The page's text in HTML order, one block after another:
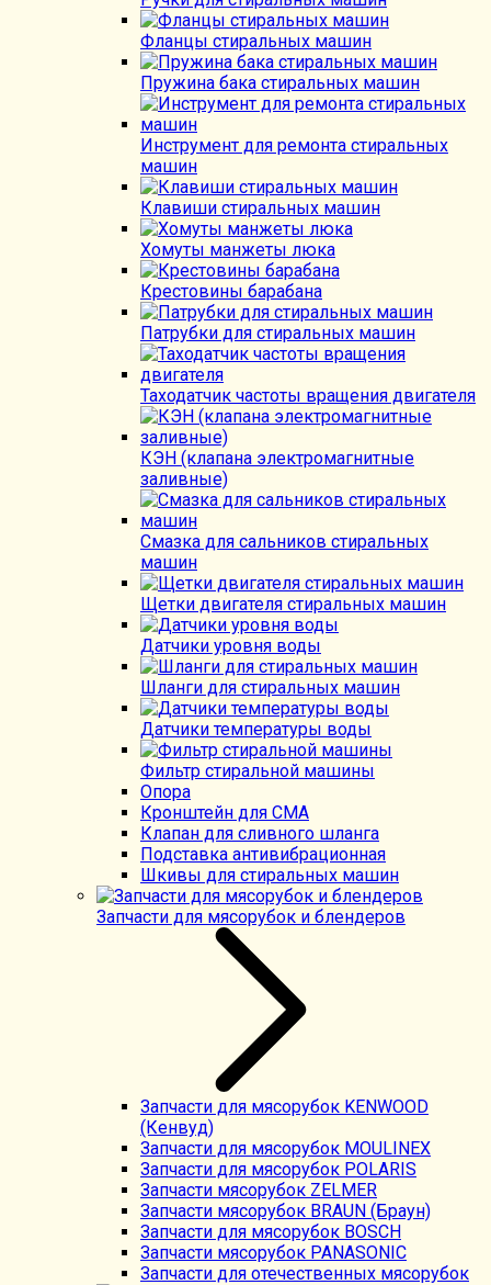
Фланцы стиральных машин
Пружина бака стиральных машин
Инструмент для ремонта стиральных
машин
Клавиши стиральных машин
Хомуты манжеты люка
Крестовины барабана
Патрубки для стиральных машин
Таходатчик частоты вращения двигателя
КЭН (клапана электромагнитные
заливные)
Смазка для сальников стиральных
машин
Щетки двигателя стиральных машин
Датчики уровня воды
Шланги для стиральных машин
Датчики температуры воды
Фильтр стиральной машины
Опора
Кронштейн для СМА
Клапан для сливного шланга
Подставка антивибрационная
Шкивы для стиральных машин
Запчасти для мясорубок и блендеров
Запчасти для мясорубок KENWOOD
(Кенвуд)
Запчасти для мясорубок MOULINEX
Запчасти для мясорубок POLARIS
Запчасти мясорубок ZELMER
Запчасти мясорубок BRAUN (Браун)
Запчасти для мясорубок BOSCH
Запчасти мясорубок PANASONIC
Запчасти для отечественных мясорубок